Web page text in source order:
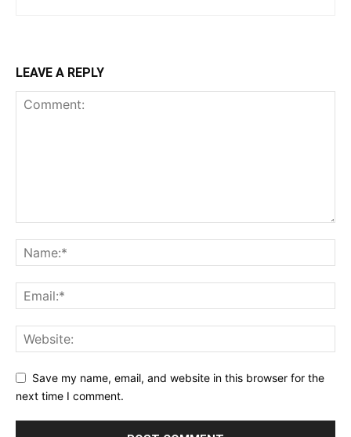
LEAVE A REPLY
Save my name, email, and website in this browser for the
next time I comment.